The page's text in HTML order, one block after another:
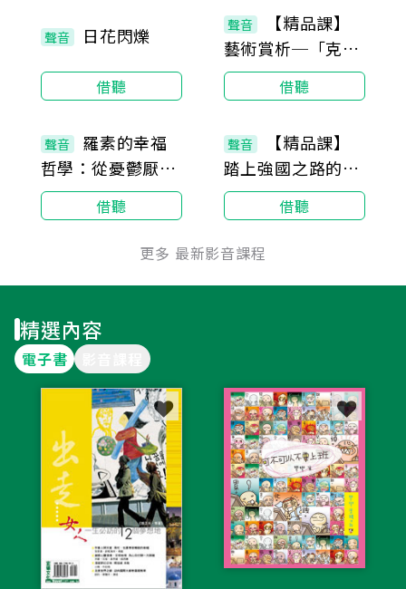
聲音 日花閃爍
借聽
聲音
【精品課】
藝術賞析─「克林
姆與美景宮」經典
畫作
借聽
20集
聲音
羅素的幸福
哲學：從憂鬱厭世
到用熱情擁抱世界
借聽
31集
聲音
【精品課】
踏上強國之路的跌
宕：如何認識近現
代德國史
借聽
更多 最新影音課程
精選內容
電子書